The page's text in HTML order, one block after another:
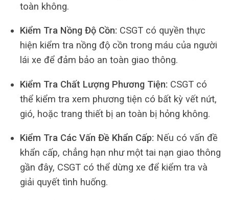
toàn không.
Kiểm Tra Nồng Độ Cồn: CSGT có quyền thực
hiện kiểm tra nồng độ cồn trong máu của người
lái xe để đảm bảo an toàn giao thông.
Kiểm Tra Chất Lượng Phương Tiện: CSGT có
thể kiểm tra xem phương tiện có bất kỳ vết nứt,
gió, hoặc trang thiết bị an toàn bị hỏng không.
Kiểm Tra Các Vấn Đề Khẩn Cấp: Nếu có vấn đề
khẩn cấp, chẳng hạn như một tai nạn giao thông
gần đây, CSGT có thể dừng xe để kiểm tra và
giải quyết tình huống.